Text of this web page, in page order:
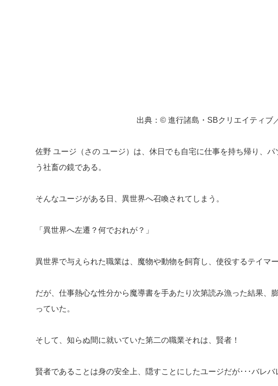
出典：© 進行諸島・SBクリエイティブ
佐野 ユージ（さの ユージ）は、休日でも自宅に仕事を持ち帰り、
う社畜の鏡である。
そんなユージがある日、異世界へ召喚されてしまう。
「異世界へ左遷？何でおれが？」
異世界で与えられた職業は、魔物や動物を飼育し、使役するテイマー
だが、仕事熱心な性分から魔導書を手あたり次第読み漁った結果、
っていた。
そして、知らぬ間に就いていた第二の職業それは、賢者！
賢者であることは身の安全上、隠すことにしたユージだが･･･バレバ